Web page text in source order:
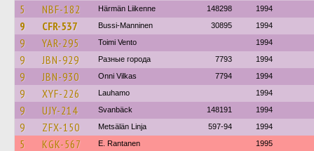
5 NBF-182 Härmän Liikenne 148298 1994
9 CFR-537 Bussi-Manninen 30895 1994
9 YAR-295 Toimi Vento 1994
9 JBN-929 Разные города 7793 1994
9 JBN-930 Onni Vilkas 7794 1994
9 XYF-226 Lauhamo 1994
9 UJY-214 Svanbäck 148191 1994
9 ZFX-150 Metsälän Linja 597-94 1994
5 KGK-567 E. Rantanen 1995